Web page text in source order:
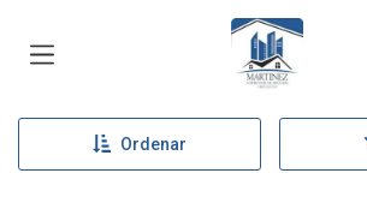
Página inicial
Ordenar